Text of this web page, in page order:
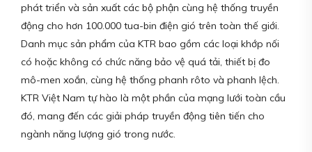
phát triển và sản xuất các bộ phận cùng hệ thống truyền
động cho hơn 100.000 tua-bin điện gió trên toàn thế giới.
Danh mục sản phẩm của KTR bao gồm các loại khớp nối
có hoặc không có chức năng bảo vệ quá tải, thiết bị đo
mô-men xoắn, cùng hệ thống phanh rôto và phanh lệch.
KTR Việt Nam tự hào là một phần của mạng lưới toàn cầu
đó, mang đến các giải pháp truyền động tiên tiến cho
ngành năng lượng gió trong nước.